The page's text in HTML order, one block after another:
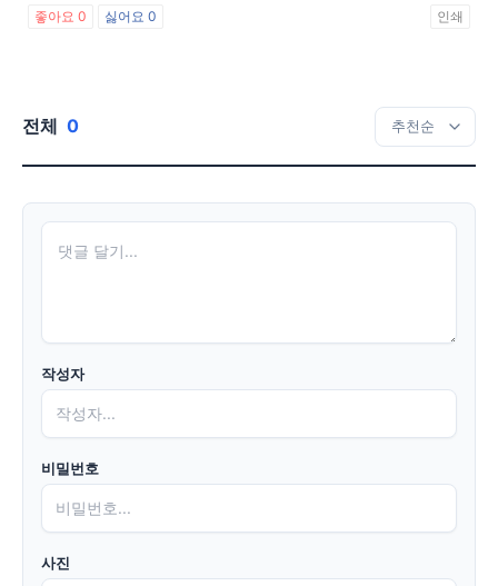
좋아요 0 싫어요 0 인쇄
전체 0
작성자
비밀번호
사진